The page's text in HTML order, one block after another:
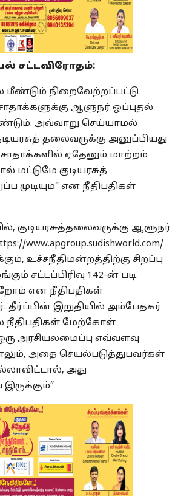
சட்டவிரோதம்:
மீண்டும் நிறைவேற்றப்பட்டு
ஆளுநர் ஒப்புதல்
அவ்வாறு செய்யாமல்
தலைவருக்கு அனுப்பியது
ஏதேனும் மாற்றம்
மட்டுமே குடியரசுத்
முடியும்” என நீதிபதிகள்
குடியரசுத்தலைவருக்கு ஆளுநர்
www.apgroup.sudishworld.com/
உச்சநீதிமன்றத்திற்கு சிறப்பு
சட்டப்பிரிவு 142-ன் படி
என நீதிபதிகள்
தீர்ப்பின் இறுதியில் அம்பேத்கர்
மேற்கோள்
அரசியலமைப்பு எவ்வளவு
அதை செயல்படுத்துபவர்கள்
அது